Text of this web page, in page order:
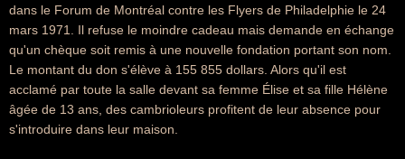
dans le Forum de Montréal contre les Flyers de Philadelphie le 24
mars 1971. Il refuse le moindre cadeau mais demande en échange
qu'un chèque soit remis à une nouvelle fondation portant son nom.
Le montant du don s'élève à 155 855 dollars. Alors qu'il est
acclamé par toute la salle devant sa femme Élise et sa fille Hélène
âgée de 13 ans, des cambrioleurs profitent de leur absence pour
s'introduire dans leur maison.